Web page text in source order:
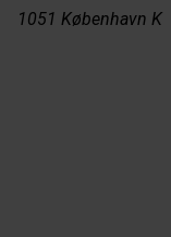
1051 København K